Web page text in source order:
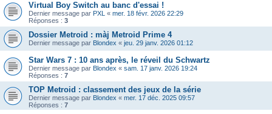
Virtual Boy Switch au banc d'essai !
Dernier message par PXL « mer. 18 févr. 2026 22:29
Réponses : 3
Dossier Metroid : màj Metroid Prime 4
Dernier message par Blondex « jeu. 29 janv. 2026 01:12
Star Wars 7 : 10 ans après, le réveil du Schwartz
Dernier message par Blondex « sam. 17 janv. 2026 19:24
Réponses : 7
TOP Metroid : classement des jeux de la série
Dernier message par Blondex « mer. 17 déc. 2025 09:57
Réponses : 7